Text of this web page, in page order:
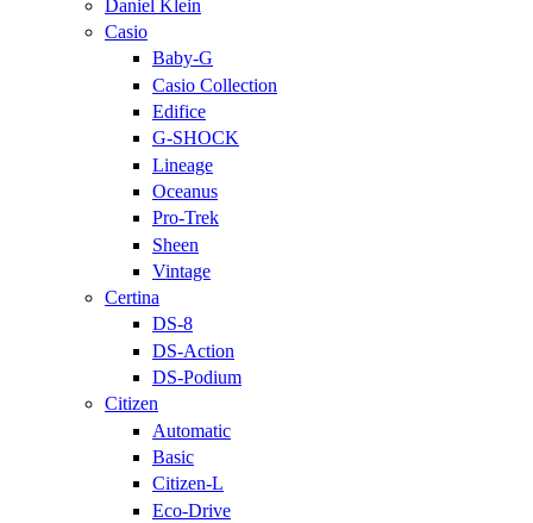
Daniel Klein
Casio
Baby-G
Casio Collection
Edifice
G-SHOCK
Lineage
Oceanus
Pro-Trek
Sheen
Vintage
Certina
DS-8
DS-Action
DS-Podium
Citizen
Automatic
Basic
Citizen-L
Eco-Drive